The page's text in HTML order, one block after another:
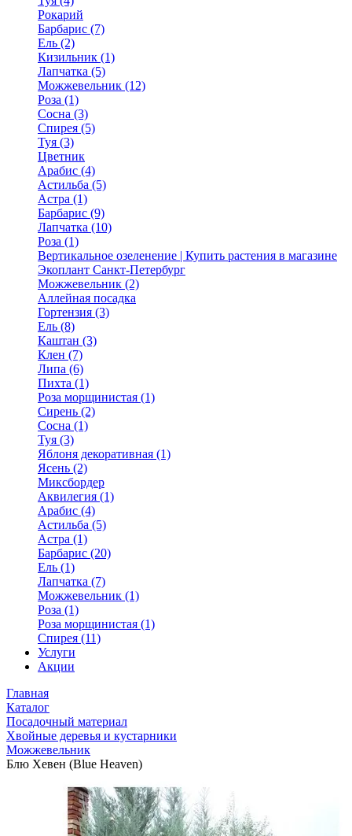
Рокарий
Барбарис (7)
Ель (2)
Кизильник (1)
Лапчатка (5)
Можжевельник (12)
Роза (1)
Сосна (3)
Спирея (5)
Туя (3)
Цветник
Арабис (4)
Астильба (5)
Астра (1)
Барбарис (9)
Лапчатка (10)
Роза (1)
Вертикальное озеленение | Купить растения в магазине
Экоплант Санкт-Петербург
Можжевельник (2)
Аллейная посадка
Гортензия (3)
Ель (8)
Каштан (3)
Клен (7)
Липа (6)
Пихта (1)
Роза морщинистая (1)
Сирень (2)
Сосна (1)
Туя (3)
Яблоня декоративная (1)
Ясень (2)
Миксбордер
Аквилегия (1)
Арабис (4)
Астильба (5)
Астра (1)
Барбарис (20)
Ель (1)
Лапчатка (7)
Можжевельник (1)
Роза (1)
Роза морщинистая (1)
Спирея (11)
Услуги
Акции
Главная
Каталог
Посадочный материал
Хвойные деревья и кустарники
Можжевельник
Блю Хевен (Blue Heaven)